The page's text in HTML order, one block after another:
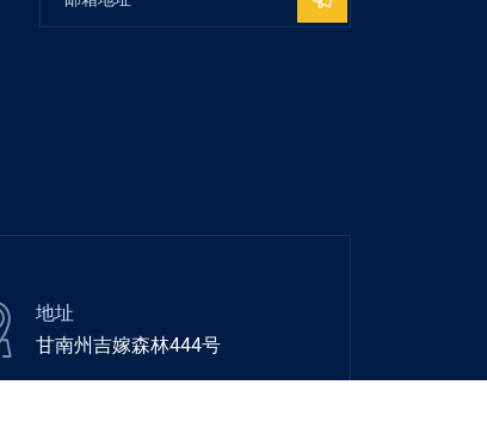
地址
甘南州吉嫁森林444号